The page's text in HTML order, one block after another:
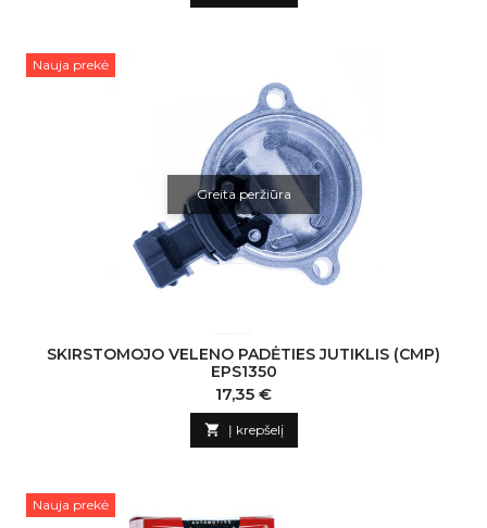
Nauja prekė
Greita peržiūra
SKIRSTOMOJO VELENO PADĖTIES JUTIKLIS (CMP)
EPS1350
Kaina
17,35 €
 Į krepšelį
Nauja prekė